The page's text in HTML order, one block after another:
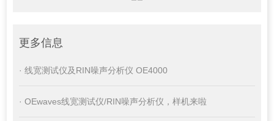
更多信息
· 线宽测试仪及RIN噪声分析仪 OE4000
· OEwaves线宽测试仪/RIN噪声分析仪，样机来啦